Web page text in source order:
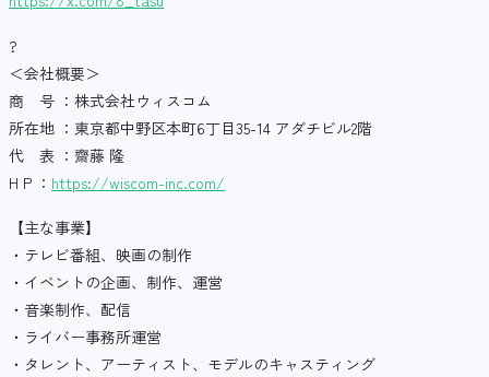
?
＜会社概要＞
商 号 ：株式会社ウィスコム
所在地 ：東京都中野区本町6丁目35-14 アダチビル2階
代 表 ：齋藤 隆
H P ： https://wiscom-inc.com/
【主な事業】
・テレビ番組、映画の制作
・イベントの企画、制作、運営
・音楽制作、配信
・ライバー事務所運営
・タレント、アーティスト、モデルのキャスティング